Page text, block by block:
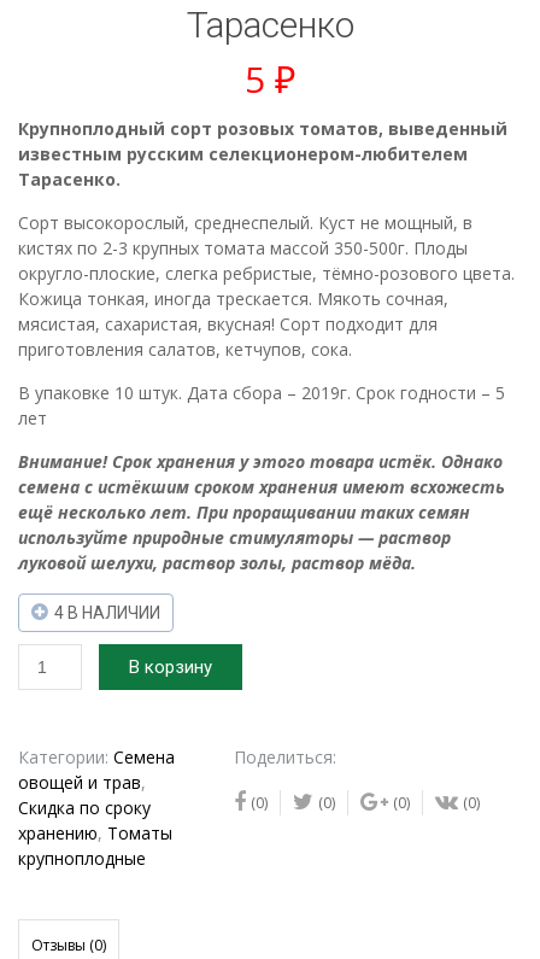
Тарасенко
5 ₽
Крупноплодный сорт розовых томатов, выведенный
известным русским селекционером-любителем
Тарасенко.
Сорт высокорослый, среднеспелый. Куст не мощный, в
кистях по 2-3 крупных томата массой 350-500г. Плоды
округло-плоские, слегка ребристые, тёмно-розового цвета.
Кожица тонкая, иногда трескается. Мякоть сочная,
мясистая, сахаристая, вкусная! Сорт подходит для
приготовления салатов, кетчупов, сока.
В упаковке 10 штук. Дата сбора – 2019г. Срок годности – 5
лет
Внимание! Срок хранения у этого товара истёк. Однако
семена с истёкшим сроком хранения имеют всхожесть
ещё несколько лет. При проращивании таких семян
используйте природные стимуляторы — раствор
луковой шелухи, раствор золы, раствор мёда.
4 В НАЛИЧИИ
товара
томата
Мечта
Тарасенко
В корзину
Категории: Семена
овощей и трав,
Скидка по сроку
хранению, Томаты
крупноплодные
Поделиться:
(0) (0) (0) (0)
Отзывы (0)